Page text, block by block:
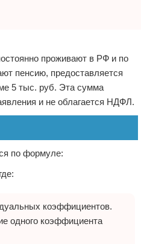
проживают в РФ и по
пенсию, предоставляется
5 тыс. руб. Эта сумма
и не облагается НДФЛ.
по формуле:
коэффициентов.
одного коэффициента